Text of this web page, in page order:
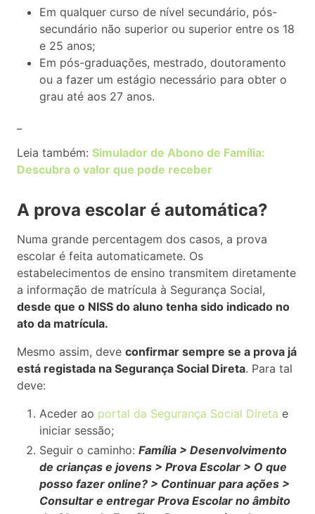
Em qualquer curso de nível secundário, pós-
secundário não superior ou superior entre os 18
e 25 anos;
Em pós-graduações, mestrado, doutoramento
ou a fazer um estágio necessário para obter o
grau até aos 27 anos.
Leia também: Simulador de Abono de Família:
Descubra o valor que pode receber
A prova escolar é automática?
Numa grande percentagem dos casos, a prova
escolar é feita automaticamete. Os
estabelecimentos de ensino transmitem diretamente
a informação de matrícula à Segurança Social,
desde que o NISS do aluno tenha sido indicado no
ato da matrícula.
Mesmo assim, deve confirmar sempre se a prova já
está registada na Segurança Social Direta. Para tal
deve:
Aceder ao portal da Segurança Social Direta e
iniciar sessão;
Seguir o caminho: Família > Desenvolvimento
de crianças e jovens > Prova Escolar > O que
posso fazer online? > Continuar para ações >
Consultar e entregar Prova Escolar no âmbito